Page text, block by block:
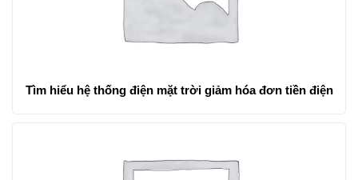
Tìm hiểu hệ thống điện mặt trời giảm hóa đơn tiền điện